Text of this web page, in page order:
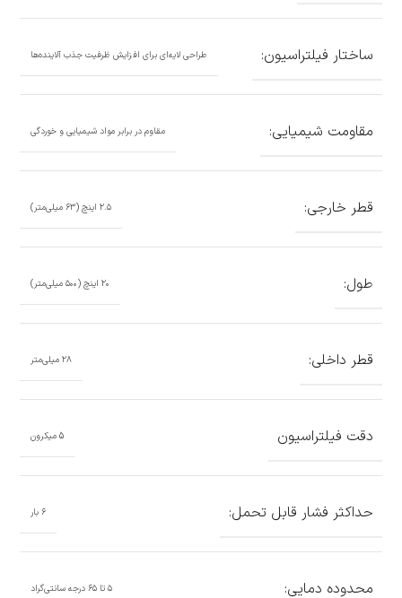
ساختار فیلتراسیون: طراحی لایه‌ای برای افزایش ظرفیت جذب آلاینده‌ها
مقاومت شیمیایی: مقاوم در برابر مواد شیمیایی و خوردگی
قطر خارجی: ۲.۵ اینچ (۶۳ میلی‌متر)
طول: ۲۰ اینچ (۵۰۰ میلی‌متر)
قطر داخلی: ۲۸ میلی‌متر
دقت فیلتراسیون 5 میکرون
حداکثر فشار قابل تحمل: ۶ بار
محدوده دمایی: ۵ تا ۶۵ درجه سانتی‌گراد